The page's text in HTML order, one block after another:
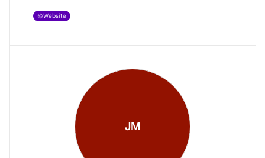
@k00laidit
https://koolaid.info
Website
JM